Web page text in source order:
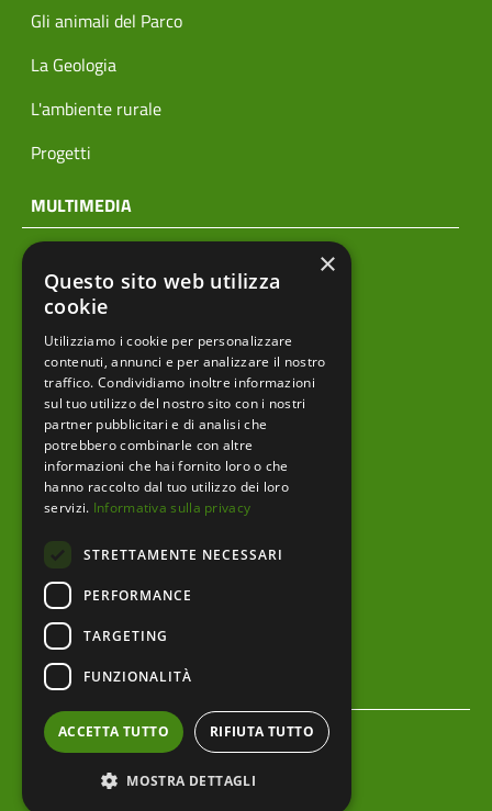
Gli animali del Parco
La Geologia
L'ambiente rurale
Progetti
MULTIMEDIA
Archivio news
Prodotti editoriali
menu footer
Ente
Amministrazione trasparente
Bandi e Avvisi
Area riservata
Servizi al cittadino
menu bottom footer
Privacy Policy
Cookie Policy
×
Questo sito web utilizza
cookie
Utilizziamo i cookie per personalizzare
contenuti, annunci e per analizzare il nostro
traffico. Condividiamo inoltre informazioni
sul tuo utilizzo del nostro sito con i nostri
partner pubblicitari e di analisi che
potrebbero combinarle con altre
informazioni che hai fornito loro o che
hanno raccolto dal tuo utilizzo dei loro
servizi. Informativa sulla privacy
STRETTAMENTE NECESSARI
PERFORMANCE
TARGETING
FUNZIONALITÀ
ACCETTA TUTTO RIFIUTA TUTTO
MOSTRA DETTAGLI